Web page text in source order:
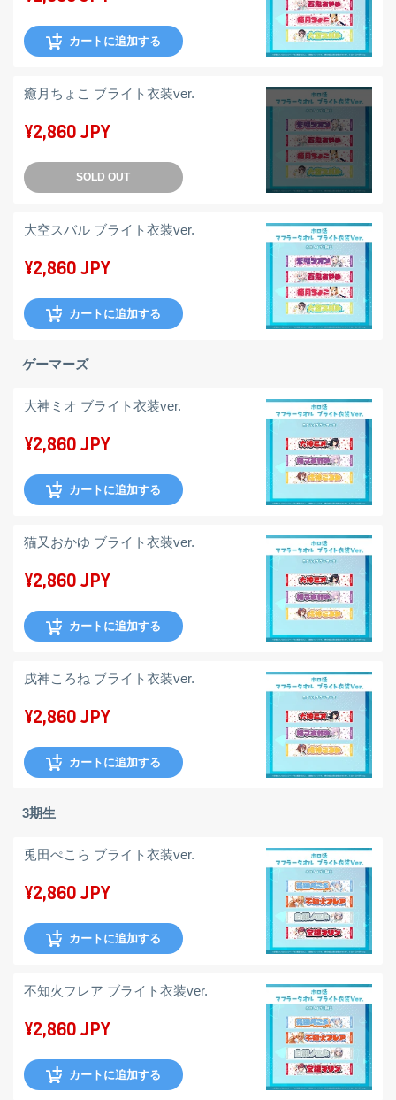
カートに追加する
癒月ちょこ ブライト衣装ver.
¥2,860 JPY
SOLD OUT
大空スバル ブライト衣装ver.
¥2,860 JPY
カートに追加する
ゲーマーズ
大神ミオ ブライト衣装ver.
¥2,860 JPY
カートに追加する
猫又おかゆ ブライト衣装ver.
¥2,860 JPY
カートに追加する
戌神ころね ブライト衣装ver.
¥2,860 JPY
カートに追加する
3期生
兎田ぺこら ブライト衣装ver.
¥2,860 JPY
カートに追加する
不知火フレア ブライト衣装ver.
¥2,860 JPY
カートに追加する